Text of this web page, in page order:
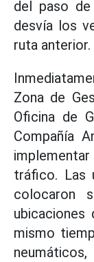
del paso
desvía los
ruta anterior.
Zona de
Oficina de
Compañía
tráfico. Las
colocaron
ubicaciones
mismo